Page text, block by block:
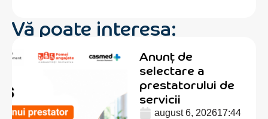
Vă poate interesa:
Anunț de
selectare a
prestatorului de
servicii
august 6, 202617:44